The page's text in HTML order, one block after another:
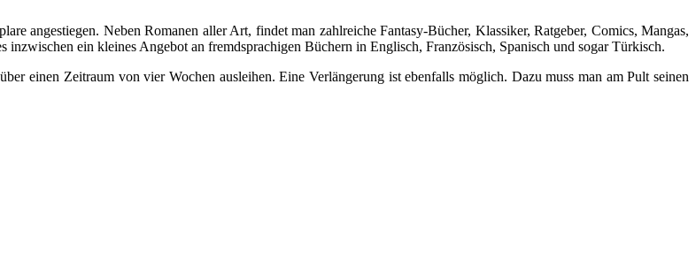
angestiegen. Neben Romanen aller Art, findet man zahlreiche Fantasy-Bücher, Klassiker, Ratgeber, Comics, Mangas,
ein kleines Angebot an fremdsprachigen Büchern in Englisch, Französisch, Spanisch und sogar Türkisch.
einen Zeitraum von vier Wochen ausleihen. Eine Verlängerung ist ebenfalls möglich. Dazu muss man am Pult seinen